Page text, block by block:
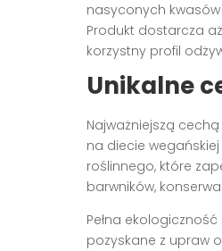
nasyconych kwasów
Produkt dostarcza
korzystny profil
Unikalne
Najważniejszą
na diecie
roślinnego, które
barwników,
Pełna
pozyskane z upraw